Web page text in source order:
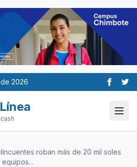
2026
roban más de 20 mil soles
equipos...